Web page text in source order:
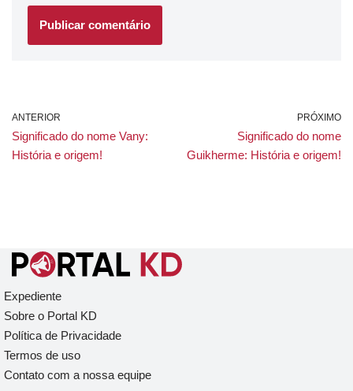
ANTERIOR
Significado do nome Vany:
História e origem!
PRÓXIMO
Significado do nome
Guikherme: História e origem!
Expediente
Sobre o Portal KD
Política de Privacidade
Termos de uso
Contato com a nossa equipe